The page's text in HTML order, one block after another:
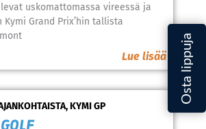
uskomattomassa vireessä ja
Kymi Grand Prix’hin tallista
Lue lisää
,KYMI GP